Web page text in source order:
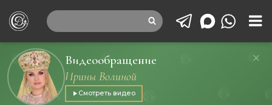
Видеообращение
Ирины Волиной
Смотреть видео